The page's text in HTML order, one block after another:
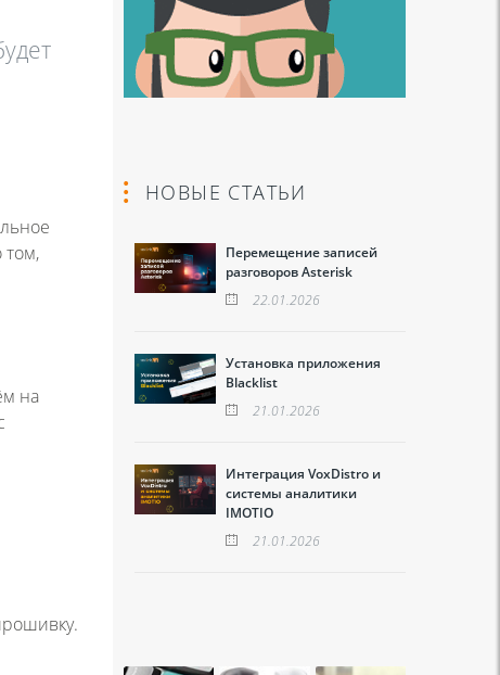
том,
на
НОВЫЕ СТАТЬИ
Перемещение записей
разговоров Asterisk
22.01.2026
Установка приложения
Blacklist
21.01.2026
Интеграция VoxDistro и
системы аналитики
IMOTIO
21.01.2026